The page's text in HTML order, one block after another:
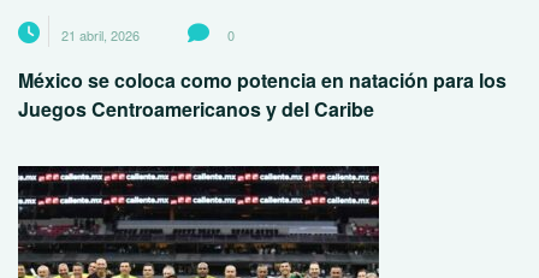
21 abril, 2026 0
México se coloca como potencia en natación para los
Juegos Centroamericanos y del Caribe